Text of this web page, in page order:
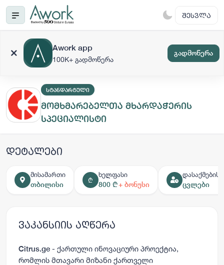
ᲨᲔᲡᲕᲚᲐ
Awork app
100K+ გადმოწერა
გადმოწერა
ᲡᲢᲐᲜᲓᲐᲠᲢᲣᲚᲘ
მომხმარებელთა მხარდაჭერის
სპეციალისტი
დეტალები
მისამართი
თბილისი
₾
ხელფასი
800 ₾+ ბონუსი
დასაქმების
ცვლები
ვაკანსიის აღწერა
Citrus.ge - ქართული ინოვაციური პროექტია,
რომლის მთავარი მიზანი ქართველი